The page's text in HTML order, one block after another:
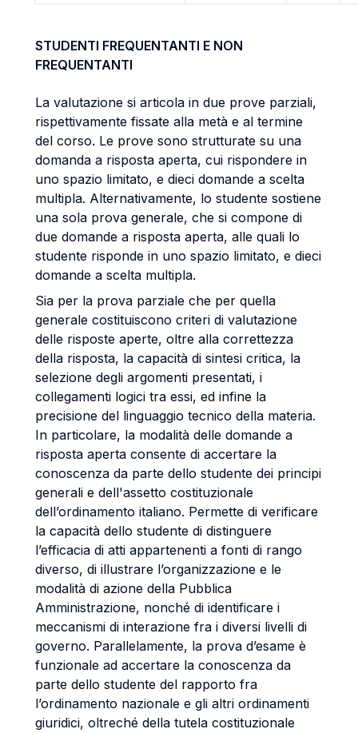
STUDENTI FREQUENTANTI E NON
FREQUENTANTI
La valutazione si articola in due prove parziali,
rispettivamente fissate alla metà e al termine
del corso. Le prove sono strutturate su una
domanda a risposta aperta, cui rispondere in
uno spazio limitato, e dieci domande a scelta
multipla. Alternativamente, lo studente sostiene
una sola prova generale, che si compone di
due domande a risposta aperta, alle quali lo
studente risponde in uno spazio limitato, e dieci
domande a scelta multipla.
Sia per la prova parziale che per quella
generale costituiscono criteri di valutazione
delle risposte aperte, oltre alla correttezza
della risposta, la capacità di sintesi critica, la
selezione degli argomenti presentati, i
collegamenti logici tra essi, ed infine la
precisione del linguaggio tecnico della materia.
In particolare, la modalità delle domande a
risposta aperta consente di accertare la
conoscenza da parte dello studente dei principi
generali e dell'assetto costituzionale
dell’ordinamento italiano. Permette di verificare
la capacità dello studente di distinguere
l’efficacia di atti appartenenti a fonti di rango
diverso, di illustrare l’organizzazione e le
modalità di azione della Pubblica
Amministrazione, nonché di identificare i
meccanismi di interazione fra i diversi livelli di
governo. Parallelamente, la prova d’esame è
funzionale ad accertare la conoscenza da
parte dello studente del rapporto fra
l’ordinamento nazionale e gli altri ordinamenti
giuridici, oltreché della tutela costituzionale